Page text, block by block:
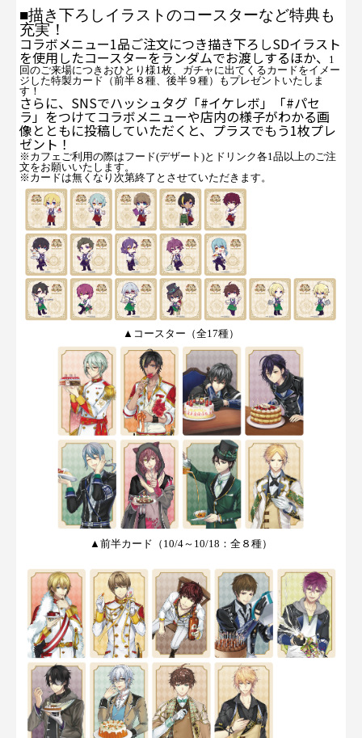
■描き下ろしイラストのコースターなど特典も
充実！
コラボメニュー1品ご注文につき描き下ろしSDイラスト
を使用したコースターをランダムでお渡しするほか、
1
回のご来場につきおひとり様1枚、ガチャに出てくるカードをイメー
ジした特製カード（前半８種、後半９種）もプレゼントいたしま
す！
さらに、 SNSでハッシュタグ「#イケレボ」「#パセ
ラ」をつけてコラボメニューや店内の様子がわかる画
像とともに投稿していただくと、プラスでもう1枚プレ
ゼント！
※カフェご利用の際はフード(デザート)とドリンク各1品以上のご注
文をお願いいたします。
※カードは無くなり次第終了とさせていただきます。
▲コースター（全17種）
▲ 前半カード（10/4～10/18：全８種）